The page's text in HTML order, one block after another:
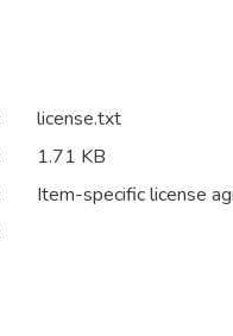
license.txt
1.71 KB
Item-specific license